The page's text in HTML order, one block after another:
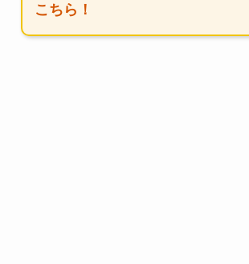
こちら！